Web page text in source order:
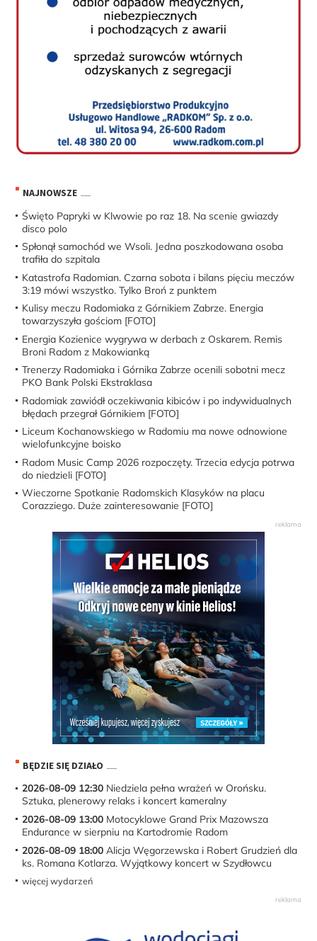
NAJNOWSZE
Święto Papryki w Klwowie po raz 18. Na scenie gwiazdy
disco polo
Spłonął samochód we Wsoli. Jedna poszkodowana osoba
trafiła do szpitala
Katastrofa Radomian. Czarna sobota i bilans pięciu meczów
3:19 mówi wszystko. Tylko Broń z punktem
Kulisy meczu Radomiaka z Górnikiem Zabrze. Energia
towarzyszyła gościom [FOTO]
Energia Kozienice wygrywa w derbach z Oskarem. Remis
Broni Radom z Makowianką
Trenerzy Radomiaka i Górnika Zabrze ocenili sobotni mecz
PKO Bank Polski Ekstraklasa
Radomiak zawiódł oczekiwania kibiców i po indywidualnych
błędach przegrał Górnikiem [FOTO]
Liceum Kochanowskiego w Radomiu ma nowe odnowione
wielofunkcyjne boisko
Radom Music Camp 2026 rozpoczęty. Trzecia edycja potrwa
do niedzieli [FOTO]
Wieczorne Spotkanie Radomskich Klasyków na placu
Corazziego. Duże zainteresowanie [FOTO]
BĘDZIE SIĘ DZIAŁO
2026-08-09 12:30 Niedziela pełna wrażeń w Orońsku.
Sztuka, plenerowy relaks i koncert kameralny
2026-08-09 13:00 Motocyklowe Grand Prix Mazowsza
Endurance w sierpniu na Kartodromie Radom
2026-08-09 18:00 Alicja Węgorzewska i Robert Grudzień dla
ks. Romana Kotlarza. Wyjątkowy koncert w Szydłowcu
więcej wydarzeń